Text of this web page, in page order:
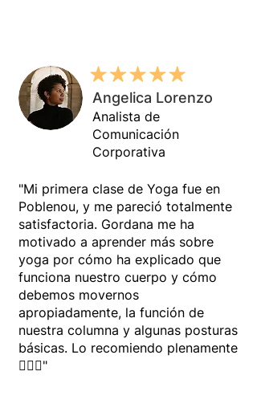
Angelica Lorenzo
Analista de
Comunicación
Corporativa
"Mi primera clase de Yoga fue en
Poblenou, y me pareció totalmente
satisfactoria. Gordana me ha
motivado a aprender más sobre
yoga por cómo ha explicado que
funciona nuestro cuerpo y cómo
debemos movernos
apropiadamente, la función de
nuestra columna y algunas posturas
básicas. Lo recomiendo plenamente
🧘‍♀️✨"